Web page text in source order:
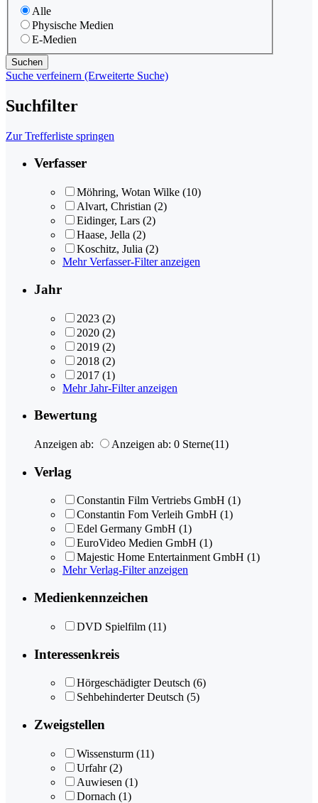
Alle
Physische Medien
E-Medien
Suche verfeinern (Erweiterte Suche)
Suchfilter
Zur Trefferliste springen
Verfasser
Möhring, Wotan Wilke (10)
Alvart, Christian (2)
Eidinger, Lars (2)
Haase, Jella (2)
Koschitz, Julia (2)
Mehr Verfasser-Filter anzeigen
Jahr
2023 (2)
2020 (2)
2019 (2)
2018 (2)
2017 (1)
Mehr Jahr-Filter anzeigen
Bewertung
Anzeigen ab: Anzeigen ab: 0 Sterne(11)
Verlag
Constantin Film Vertriebs GmbH (1)
Constantin Fom Verleih GmbH (1)
Edel Germany GmbH (1)
EuroVideo Medien GmbH (1)
Majestic Home Entertainment GmbH (1)
Mehr Verlag-Filter anzeigen
Medienkennzeichen
DVD Spielfilm (11)
Interessenkreis
Hörgeschädigter Deutsch (6)
Sehbehinderter Deutsch (5)
Zweigstellen
Wissensturm (11)
Urfahr (2)
Auwiesen (1)
Dornach (1)